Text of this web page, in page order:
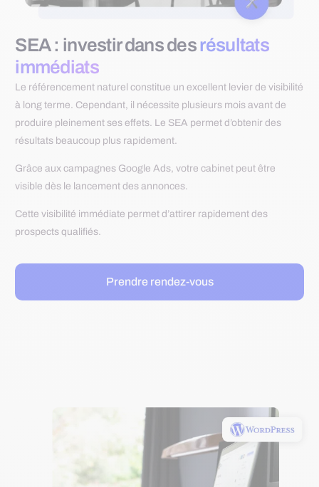
SEA : investir dans desrésultats
immédiats
Le référencement naturel constitue un excellent levier de visibilité
à long terme. Cependant, il nécessite plusieurs mois avant de
produire pleinement ses effets. Le SEA permet d’obtenir des
résultats beaucoup plus rapidement.
Grâce aux campagnes Google Ads, votre cabinet peut être
visible dès le lancement des annonces.
Cette visibilité immédiate permet d’attirer rapidement des
prospects qualifiés.
Prendre rendez-vous